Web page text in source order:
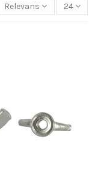
Relevans 24